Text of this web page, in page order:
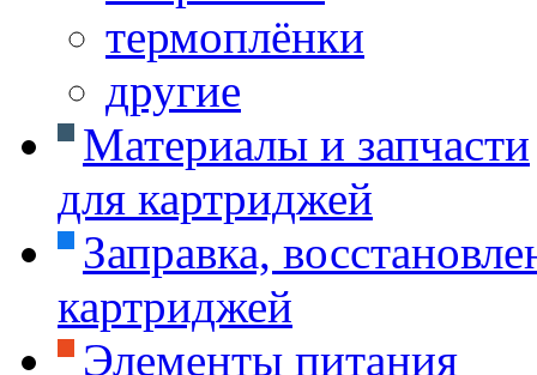
термоплёнки
другие
Материалы и запчасти
для картриджей
Заправка,
картриджей
Элементы питания